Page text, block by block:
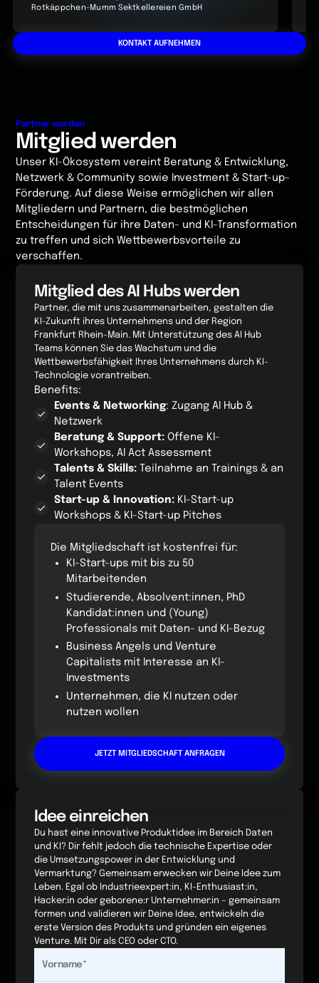
Rotkäppchen-Mumm Sektkellereien GmbH
KONTAKT AUFNEHMEN
Partner werden
Mitglied werden
Unser KI-Ökosystem vereint Beratung & Entwicklung,
Netzwerk & Community sowie Investment & Start-up-
Förderung. Auf diese Weise ermöglichen wir allen
Mitgliedern und Partnern, die bestmöglichen
Entscheidungen für ihre Daten- und KI-Transformation
zu treffen und sich Wettbewerbsvorteile zu
verschaffen.
Mitglied des AI Hubs werden
Partner, die mit uns zusammenarbeiten, gestalten die
KI-Zukunft ihres Unternehmens und der Region
Frankfurt Rhein-Main. Mit Unterstützung des AI Hub
Teams können Sie das Wachstum und die
Wettbewerbsfähigkeit Ihres Unternehmens durch KI-
Technologie vorantreiben.
Benefits:
Events & Networking: Zugang AI Hub &
Netzwerk
Beratung & Support: Offene KI-
Workshops, AI Act Assessment
Talents & Skills: Teilnahme an Trainings & an
Talent Events
Start-up & Innovation: KI-Start-up
Workshops & KI-Start-up Pitches
Die Mitgliedschaft ist kostenfrei für:
KI-Start-ups mit bis zu 50
Mitarbeitenden
Studierende, Absolvent:innen, PhD
Kandidat:innen und (Young)
Professionals mit Daten- und KI-Bezug
Business Angels und Venture
Capitalists mit Interesse an KI-
Investments
Unternehmen, die KI nutzen oder
nutzen wollen
JETZT MITGLIEDSCHAFT ANFRAGEN
Idee einreichen
Du hast eine innovative Produktidee im Bereich Daten
und KI? Dir fehlt jedoch die technische Expertise oder
die Umsetzungspower in der Entwicklung und
Vermarktung? Gemeinsam erwecken wir Deine Idee zum
Leben. Egal ob Industrieexpert:in, KI-Enthusiast:in,
Hacker:in oder geborene:r Unternehmer:in – gemeinsam
formen und validieren wir Deine Idee, entwickeln die
erste Version des Produkts und gründen ein eigenes
Venture. Mit Dir als CEO oder CTO.